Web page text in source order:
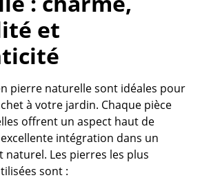
et
pierre naturelle sont idéales pour
à votre jardin. Chaque pièce
offrent un aspect haut de
intégration dans un
naturel. Les pierres les plus
sont :